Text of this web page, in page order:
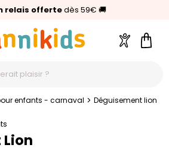
relais offertedès 59€ 🚚
Capital 2025 :Annikids N°1
5(24 000 avis clients)
Compte
enfants - carnaval > Déguisement lion